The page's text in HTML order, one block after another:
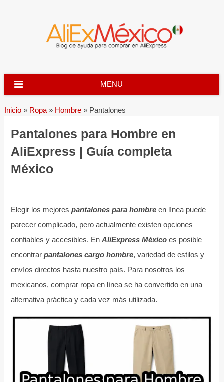
MENU
Inicio » Ropa » Hombre »Pantalones
Pantalones para Hombre en
AliExpress | Guía completa
México
Elegir los mejores pantalones para hombreen línea puede
parecer complicado, pero actualmente existen opciones
confiables y accesibles. En AliExpress Méxicoes posible
encontrar pantalones cargo hombre, variedad de estilos y
envíos directos hasta nuestro país. Para nosotros los
mexicanos, comprar ropa en línea se ha convertido en una
alternativa práctica y cada vez más utilizada.